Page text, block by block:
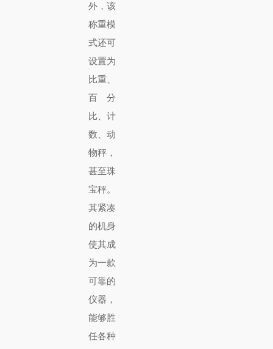
外，该
称重模
式还可
设置为
比重、
百分
比、计
数、动
物秤，
甚至珠
宝秤。
其紧凑
的机身
使其成
为一款
可靠的
仪器，
能够胜
任各种